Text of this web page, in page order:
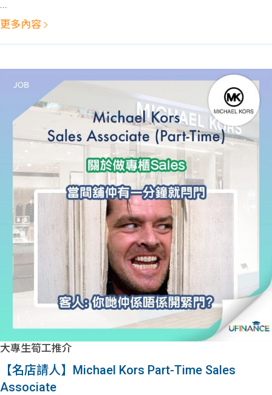
款
貸款
計數
機
網上
私人
貸款
貸款
計數
機
han
ge
Gui
de
校園
Gui
de
理財
Gui
de
學生
貸款
...
更多內容
大專生筍工推介
【名店請人】Michael Kors Part-Time Sales
Associate